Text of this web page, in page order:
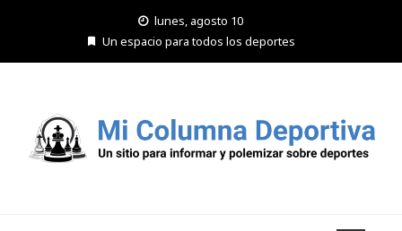
lunes, agosto 10
Un espacio para todos los deportes